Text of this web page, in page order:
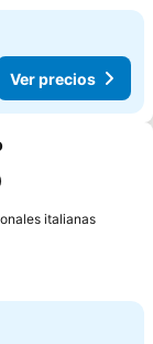
Ver precios
italianas